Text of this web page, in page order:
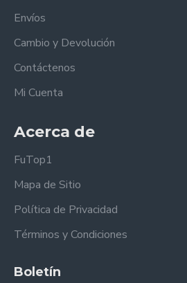
Envíos
Cambio y Devolución
Contáctenos
Mi Cuenta
Acerca de
FuTop1
Mapa de Sitio
Política de Privacidad
Términos y Condiciones
Boletín